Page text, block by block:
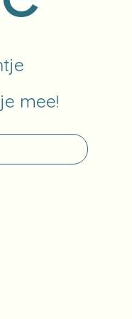
mee!